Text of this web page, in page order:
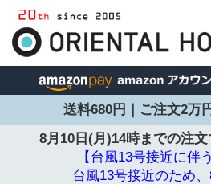
送料680円｜ご注文2万
8月10日(月)14時までの注文
【台風13号接近に伴
台風13号接近のため